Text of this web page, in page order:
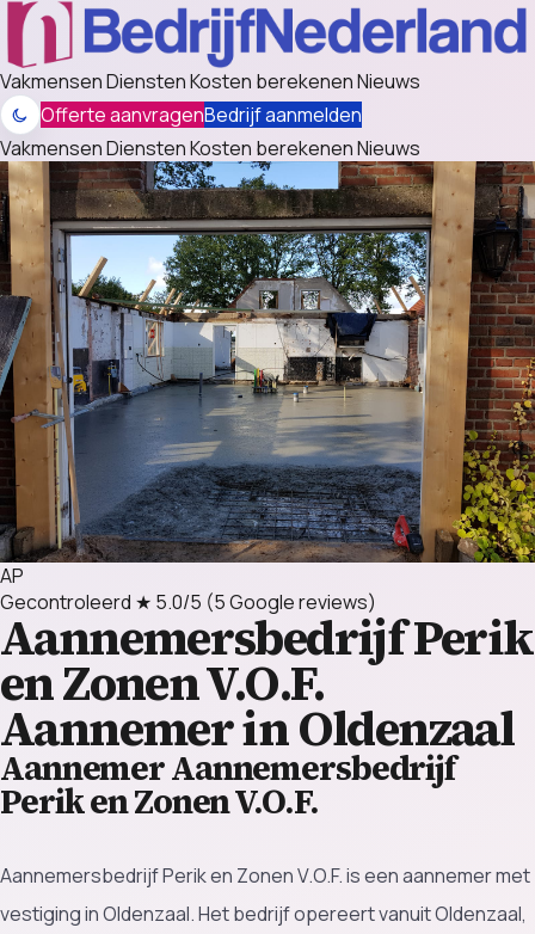
VakmensenDienstenKosten berekenenNieuws
Offerte aanvragenBedrijf aanmelden
VakmensenDienstenKosten berekenenNieuws
AP
Gecontroleerd ★ 5.0/5 (5 Google reviews)
Aannemersbedrijf Perik
en Zonen V.O.F.
Aannemer in Oldenzaal
Aannemer Aannemersbedrijf
Perik en Zonen V.O.F.
Aannemersbedrijf Perik en Zonen V.O.F. is een aannemer met
vestiging in Oldenzaal. Het bedrijf opereert vanuit Oldenzaal,